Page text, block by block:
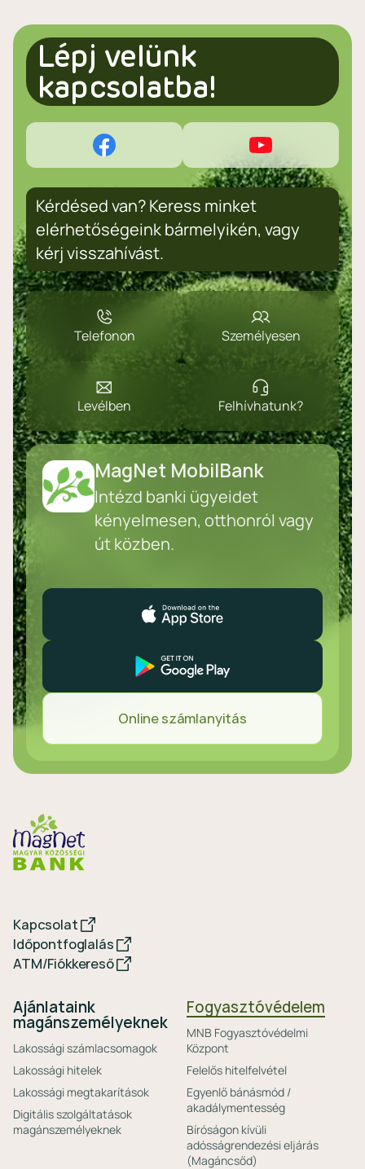
Lépj velünk
kapcsolatba!
Kérdésed van? Keress minket
elérhetőségeink bármelyikén, vagy
kérj visszahívást.
Telefonon Személyesen
Levélben Felhívhatunk?
MagNet MobilBank
Intézd banki ügyeidet
kényelmesen, otthonról vagy
út közben.
Online számlanyitás
Kapcsolat
Időpontfoglalás
ATM/Fiókkereső
Ajánlataink
magánszemélyeknek
Lakossági számlacsomagok
Lakossági hitelek
Lakossági megtakarítások
Digitális szolgáltatások
magánszemélyeknek
Fogyasztóvédelem
MNB Fogyasztóvédelmi
Központ
Felelős hitelfelvétel
Egyenlő bánásmód /
akadálymentesség
Bíróságon kívüli
adósságrendezési eljárás
(Magáncsőd)